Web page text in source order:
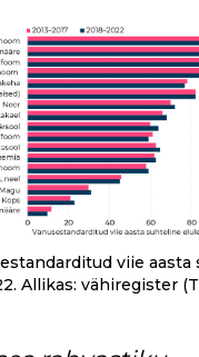
viie
Allikas: vähiregister